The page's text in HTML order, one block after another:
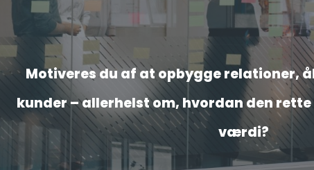
Motiveres du af at opbygge relationer,
kunder – allerhelst om, hvordan den
værdi?